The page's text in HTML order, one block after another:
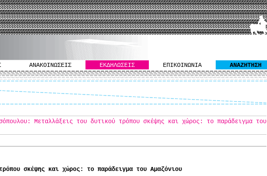
ΑΝΑΚΟΙΝΩΣΕΙΣ ΕΚΔΗΛΩΣΕΙΣ ΕΠΙΚΟΙΝΩΝΙΑ ΑΝΑΖΗΤΗΣΗ
Μεταλλάξεις του δυτικού τρόπου σκέψης και χώρος: το παράδειγμα του
σκέψης και χώρος: το παράδειγμα του Αμαζόνιου